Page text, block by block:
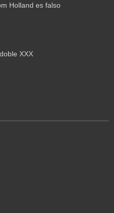
Holland es falso
XXX